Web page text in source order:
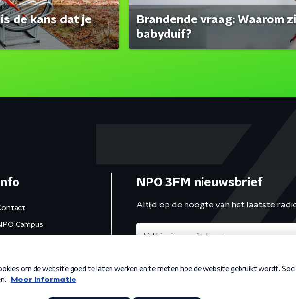
de kans dat je
Brandende vraag: Waarom
babyduif?
Info
Campus
NPO 3FM nieuwsbrief
Altijd op de hoogte van het laatste